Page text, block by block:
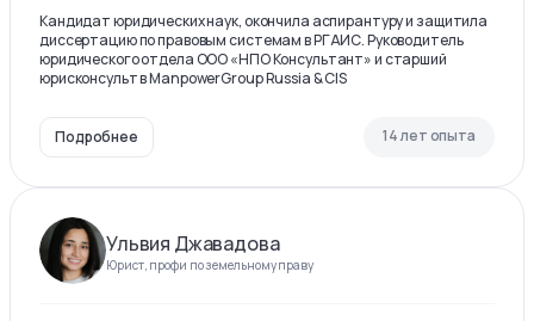
Кандидат юридических наук, окончила аспирантуру и защитила
диссертацию по правовым системам в РГАИС. Руководитель
юридического отдела ООО «НПО Консультант» и старший
юрисконсульт в ManpowerGroup Russia & CIS
Подробнее 14 лет опыта
Ульвия Джавадова
Юрист, профи по земельному праву